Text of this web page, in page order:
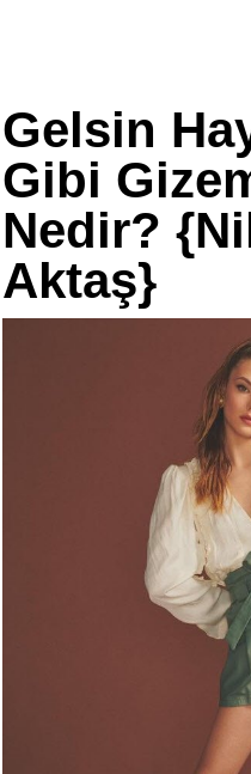
Gelsin
Gibi
Nedir?
Aktaş}